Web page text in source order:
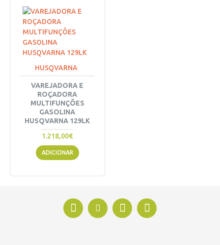
HUSQVARNA
VAREJADORA E
ROÇADORA
MULTIFUNÇÕES
GASOLINA
HUSQVARNA 129LK
1.218,00€
ADICIONAR